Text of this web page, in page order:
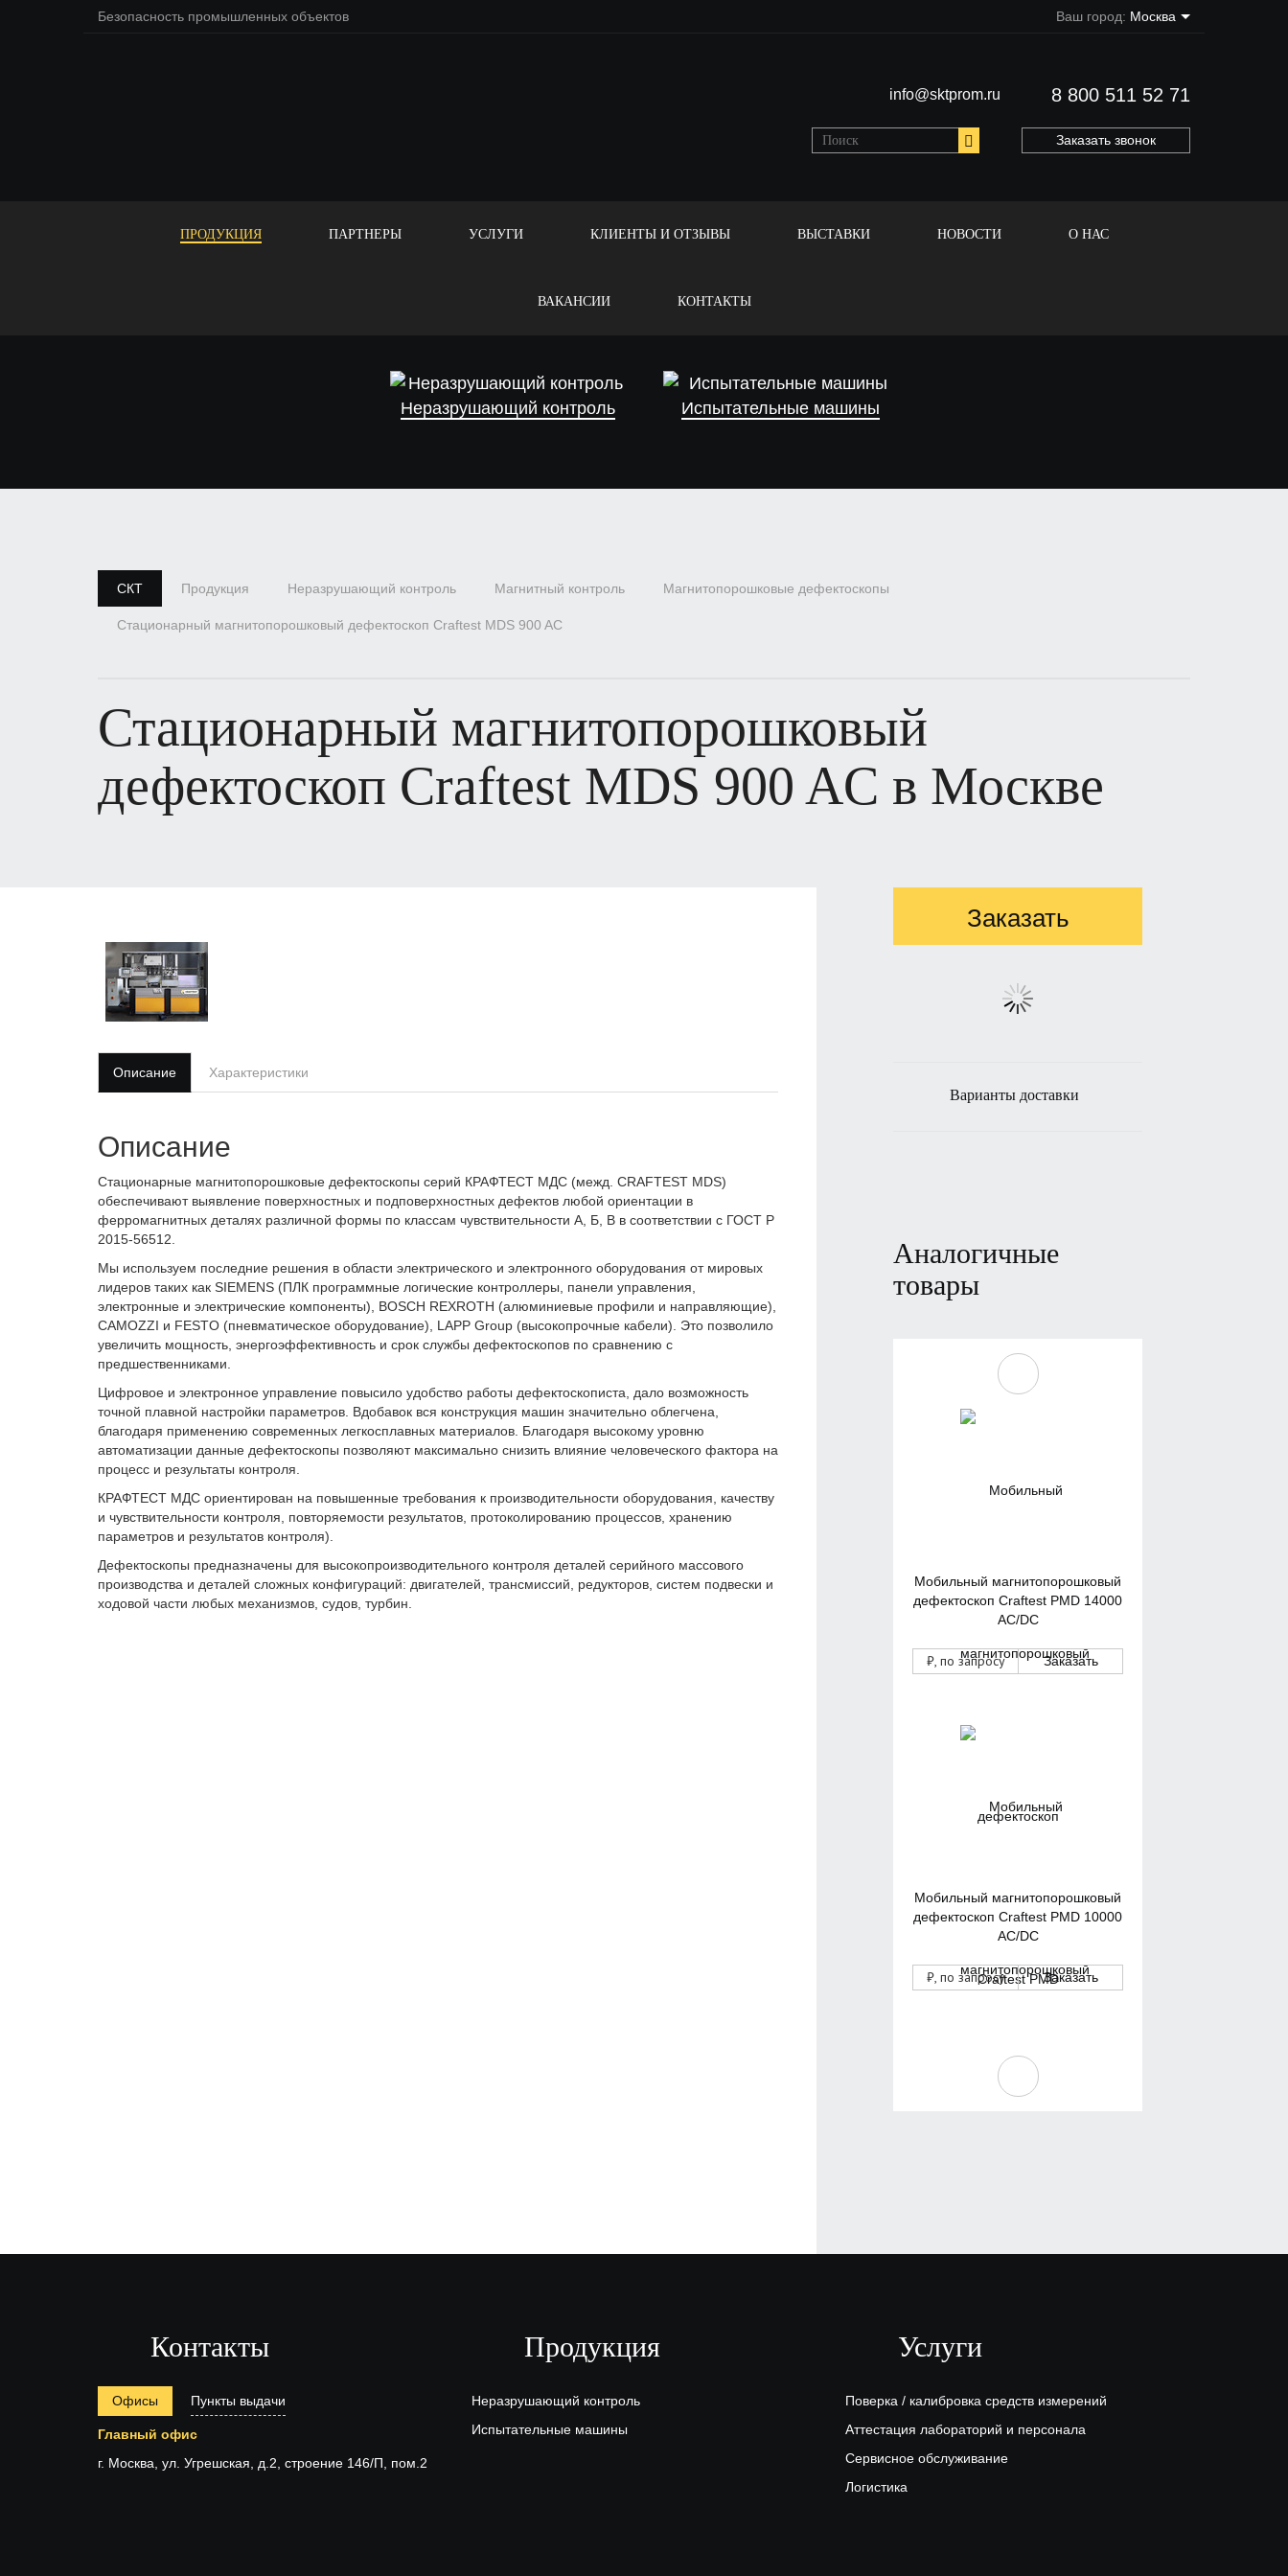
Безопасность промышленных объектов Ваш город: Москва
info@sktprom.ru 8 800 511 52 71
Заказать звонок
ПРОДУКЦИЯ ПАРТНЕРЫ УСЛУГИ КЛИЕНТЫ И ОТЗЫВЫ ВЫСТАВКИ НОВОСТИ О НАС
ВАКАНСИИ КОНТАКТЫ
Неразрушающий контроль Испытательные машины
СКТ Продукция Неразрушающий контроль Магнитный контроль Магнитопорошковые дефектоскопы
Стационарный магнитопорошковый дефектоскоп Craftest MDS 900 AC
Стационарный магнитопорошковый
дефектоскоп Craftest MDS 900 AC в Москве
Описание Характеристики
Описание
Стационарные магнитопорошковые дефектоскопы серий КРАФТЕСТ МДС (межд. CRAFTEST MDS)
обеспечивают выявление поверхностных и подповерхностных дефектов любой ориентации в
ферромагнитных деталях различной формы по классам чувствительности А, Б, В в соответствии с ГОСТ Р
2015-56512.
Мы используем последние решения в области электрического и электронного оборудования от мировых
лидеров таких как SIEMENS (ПЛК программные логические контроллеры, панели управления,
электронные и электрические компоненты), BOSCH REXROTH (алюминиевые профили и направляющие),
CAMOZZI и FESTO (пневматическое оборудование), LAPP Group (высокопрочные кабели). Это позволило
увеличить мощность, энергоэффективность и срок службы дефектоскопов по сравнению с
предшественниками.
Цифровое и электронное управление повысило удобство работы дефектоскописта, дало возможность
точной плавной настройки параметров. Вдобавок вся конструкция машин значительно облегчена,
благодаря применению современных легкосплавных материалов. Благодаря высокому уровню
автоматизации данные дефектоскопы позволяют максимально снизить влияние человеческого фактора на
процесс и результаты контроля.
КРАФТЕСТ МДС ориентирован на повышенные требования к производительности оборудования, качеству
и чувствительности контроля, повторяемости результатов, протоколированию процессов, хранению
параметров и результатов контроля).
Дефектоскопы предназначены для высокопроизводительного контроля деталей серийного массового
производства и деталей сложных конфигураций: двигателей, трансмиссий, редукторов, систем подвески и
ходовой части любых механизмов, судов, турбин.
Заказать
Варианты доставки
Аналогичные
товары
Мобильный магнитопорошковый
дефектоскоп Craftest PMD 14000
AC/DC
₽, по запросу Заказать
Мобильный магнитопорошковый
дефектоскоп Craftest PMD 10000
AC/DC
₽, по запросу Заказать
дефектоскоп Craftest UMDE 2500
Контакты
Офисы Пункты выдачи
Главный офис
г. Москва, ул. Угрешская, д.2, строение 146/П, пом.2
Продукция
Неразрушающий контроль
Испытательные машины
Услуги
Поверка / калибровка средств измерений
Аттестация лабораторий и персонала
Сервисное обслуживание
Логистика